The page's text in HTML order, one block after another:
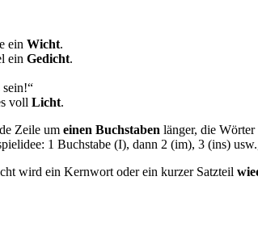
ein Wicht.
ein Gedicht.
sein!“
voll Licht.
Zeile um einen Buchstaben länger, die
1 Buchstabe (I), dann 2 (im), 3 (ins)
wird ein Kernwort oder ein kurzer Satzteil